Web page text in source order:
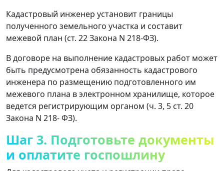
Кадастровый инженер установит границы
полученного земельного участка и составит
межевой план (ст. 22 Закона N 218-ФЗ).
В договоре на выполнение кадастровых работ может
быть предусмотрена обязанность кадастрового
инженера по размещению подготовленного им
межевого плана в электронном хранилище, которое
ведется регистрирующим органом (ч. 3, 5 ст. 20
Закона N 218- ФЗ).
Шаг 3. Подготовьте документы
и оплатите госпошлину